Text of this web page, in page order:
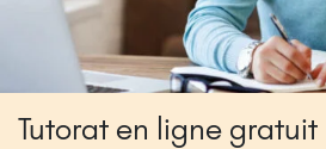
Tutorat en ligne gratuit